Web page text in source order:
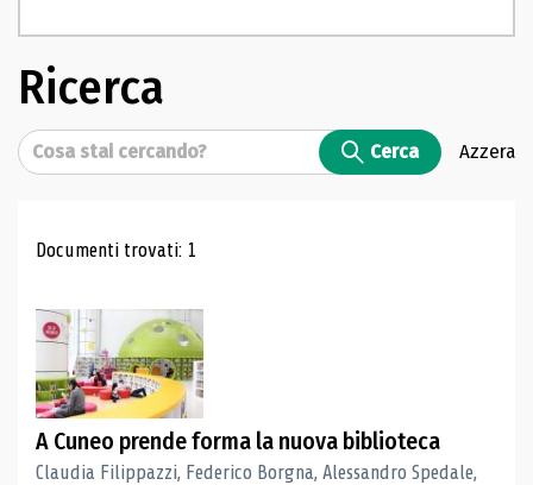
Ricerca
Cerca Cerca Azzera
Risultati di ricerca
Documenti trovati: 1
A Cuneo prende forma la nuova biblioteca
Claudia Filippazzi, Federico Borgna, Alessandro Spedale,